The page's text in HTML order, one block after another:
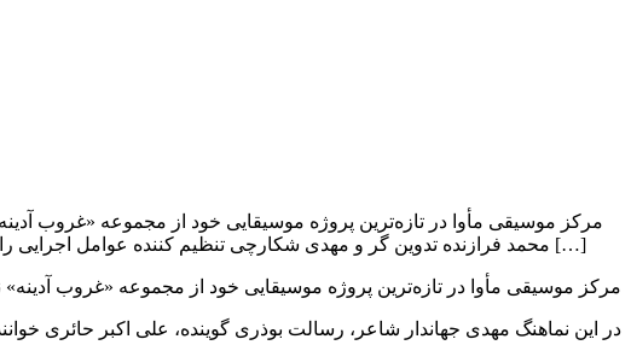
مرکز موسیقی مأوا در تازه‌ترین پروژه موسیقایی خود از مجموعه «غروب
محمد فرازنده تدوین گر و مهدی شکارچی تنظیم کننده عوامل اجرایی را تشکیل می‌دهند. تاکنون نماهنگ‌های «مسافر غریب» با مداحی حاج محمود کریمی، «دلتنگی» با مداحی جواد مقدم و «خیال وصل […]
مرکز موسیقی مأوا در تازه‌ترین پروژه موسیقایی خود از مجموعه «غروب
در این نماهنگ مهدی جهاندار شاعر، رسالت بوذری گوینده، علی اکبر حائری